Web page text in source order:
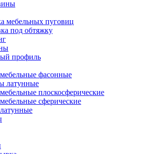
мебельных пуговиц
под обтяжку
профиль
фасонные
латунные
плоскосферические
сферические